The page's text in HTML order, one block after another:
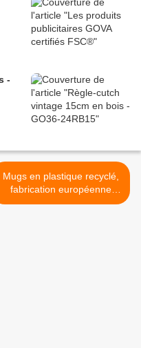
-
Mugs en plastique recyclé,
fabrication européenne
GO11-08MUGS >